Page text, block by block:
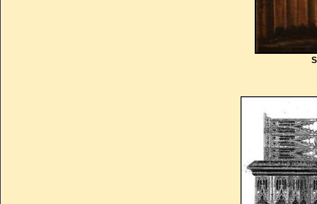
Découvreur de talent et
qu’il arriva à plier à ses
leur champ d’activité
insolites. Mécène actif et
renouvellement de l’art de